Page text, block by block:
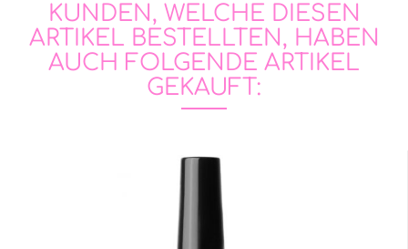
KUNDEN, WELCHE DIESEN
ARTIKEL BESTELLTEN, HABEN
AUCH FOLGENDE ARTIKEL
GEKAUFT: